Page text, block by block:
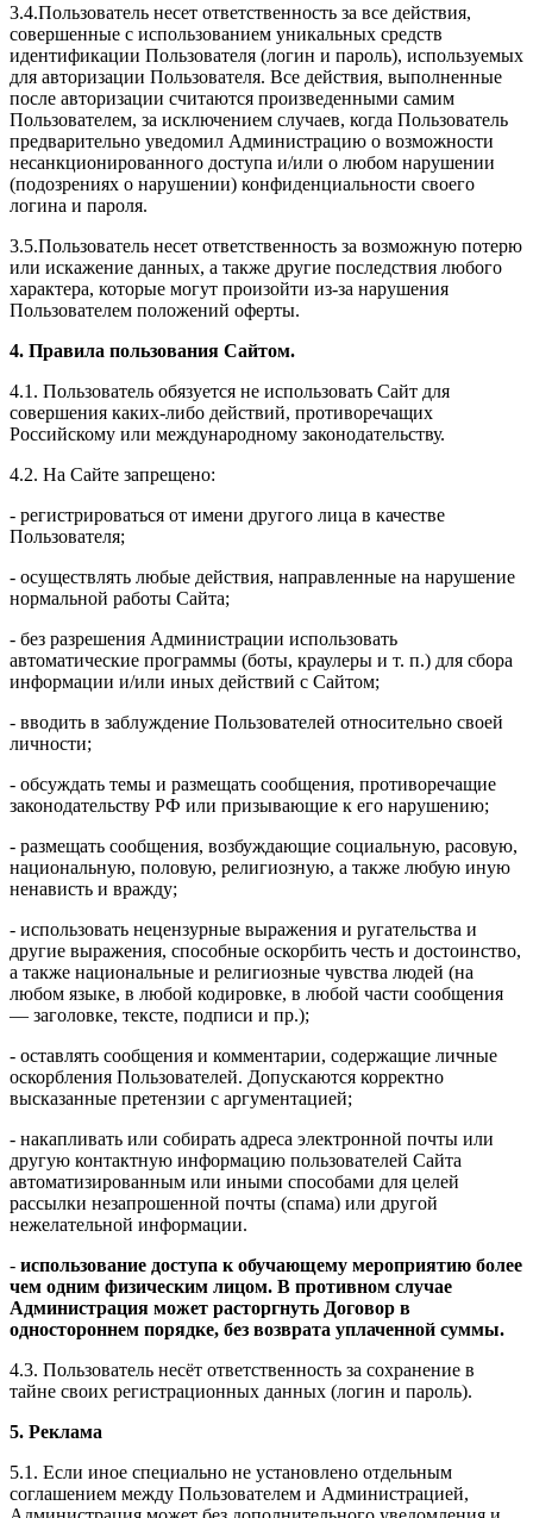
3.4.Пользователь несет ответственность за все действия,
совершенные с использованием уникальных средств
идентификации Пользователя (логин и пароль), используемых
для авторизации Пользователя. Все действия, выполненные
после авторизации считаются произведенными самим
Пользователем, за исключением случаев, когда Пользователь
предварительно уведомил Администрацию о возможности
несанкционированного доступа и/или о любом нарушении
(подозрениях о нарушении) конфиденциальности своего
логина и пароля.
3.5.Пользователь несет ответственность за возможную потерю
или искажение данных, а также другие последствия любого
характера, которые могут произойти из-за нарушения
Пользователем положений оферты.
4. Правила пользования Сайтом.
4.1. Пользователь обязуется не использовать Сайт для
совершения каких-либо действий, противоречащих
Российскому или международному законодательству.
4.2. На Сайте запрещено:
- регистрироваться от имени другого лица в качестве
Пользователя;
- осуществлять любые действия, направленные на нарушение
нормальной работы Сайта;
- без разрешения Администрации использовать
автоматические программы (боты, краулеры и т. п.) для сбора
информации и/или иных действий с Сайтом;
- вводить в заблуждение Пользователей относительно своей
личности;
- обсуждать темы и размещать сообщения, противоречащие
законодательству РФ или призывающие к его нарушению;
- размещать сообщения, возбуждающие социальную, расовую,
национальную, половую, религиозную, а также любую иную
ненависть и вражду;
- использовать нецензурные выражения и ругательства и
другие выражения, способные оскорбить честь и достоинство,
а также национальные и религиозные чувства людей (на
любом языке, в любой кодировке, в любой части сообщения
— заголовке, тексте, подписи и пр.);
- оставлять сообщения и комментарии, содержащие личные
оскорбления Пользователей. Допускаются корректно
высказанные претензии с аргументацией;
- накапливать или собирать адреса электронной почты или
другую контактную информацию пользователей Сайта
автоматизированным или иными способами для целей
рассылки незапрошенной почты (спама) или другой
нежелательной информации.
- использование доступа к обучающему мероприятию более
чем одним физическим лицом. В противном случае
Администрация может расторгнуть Договор в
одностороннем порядке, без возврата уплаченной суммы.
4.3. Пользователь несёт ответственность за сохранение в
тайне своих регистрационных данных (логин и пароль).
5. Реклама
5.1. Если иное специально не установлено отдельным
соглашением между Пользователем и Администрацией,